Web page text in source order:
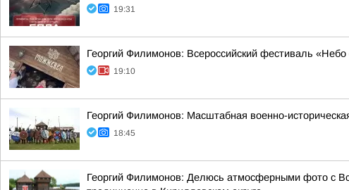
19:31
Георгий Филимонов: Всероссийский фестиваль
19:10
Георгий Филимонов: Масштабная военно-
18:45
Георгий Филимонов: Делюсь атмосферными фото с